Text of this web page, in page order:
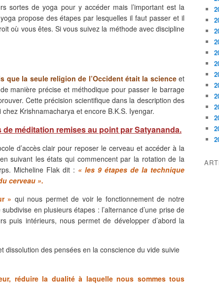
sortes de yoga pour y accéder mais l’important est la
propose des étapes par lesquelles il faut passer et il
où vous êtes. Si vous suivez la méthode avec discipline
que la seule religion de l’Occident était la scienceet
manière précise et méthodique pour passer le barrage
Cette précision scientifique dans la description des
Krishnamacharya et encore B.K.S. Iyengar.
méditation remises au point par Satyananda.
d’accès clair pour reposer le cerveau et accéder à la
suivant les états qui commencent par la rotation de la
Micheline Flak dit : « les 9 étapes de la technique
cerveau ».
» qui nous permet de voir le fonctionnement de notre
en plusieurs étapes : l’alternance d’une prise de
puis intérieurs, nous permet de développer d’abord la
dissolution des pensées en la conscience du vide suivie
réduire la dualité à laquelle nous sommes tous